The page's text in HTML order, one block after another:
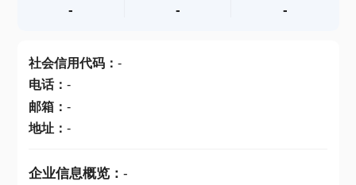
查产地
- - -
社会信用代码： -
电话： -
邮箱： -
地址： -
企业信息概览： -